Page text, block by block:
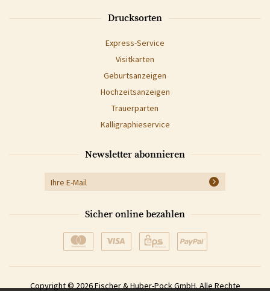
Drucksorten
Express-Service
Visitkarten
Geburtsanzeigen
Hochzeitsanzeigen
Trauerparten
Kalligraphieservice
Newsletter abonnieren
Sicher online bezahlen
Copyright © 2026 Fischer & Huber-Pock GmbH. Alle Rechte